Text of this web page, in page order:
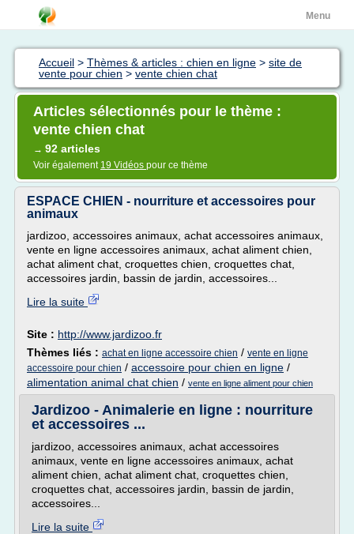
Menu
Accueil > Thèmes & articles : chien en ligne > site de
vente pour chien > vente chien chat
Articles sélectionnés pour le thème :
vente chien chat
→ 92 articles
Voir également 19 Vidéos pour ce thème
ESPACE CHIEN - nourriture et accessoires pour
animaux
jardizoo, accessoires animaux, achat accessoires animaux,
vente en ligne accessoires animaux, achat aliment chien,
achat aliment chat, croquettes chien, croquettes chat,
accessoires jardin, bassin de jardin, accessoires...
Lire la suite
Site : http://www.jardizoo.fr
Thèmes liés : achat en ligne accessoire chien / vente en ligne
accessoire pour chien / accessoire pour chien en ligne /
alimentation animal chat chien / vente en ligne aliment pour chien
Jardizoo - Animalerie en ligne : nourriture
et accessoires ...
jardizoo, accessoires animaux, achat accessoires
animaux, vente en ligne accessoires animaux, achat
aliment chien, achat aliment chat, croquettes chien,
croquettes chat, accessoires jardin, bassin de jardin,
accessoires...
Lire la suite